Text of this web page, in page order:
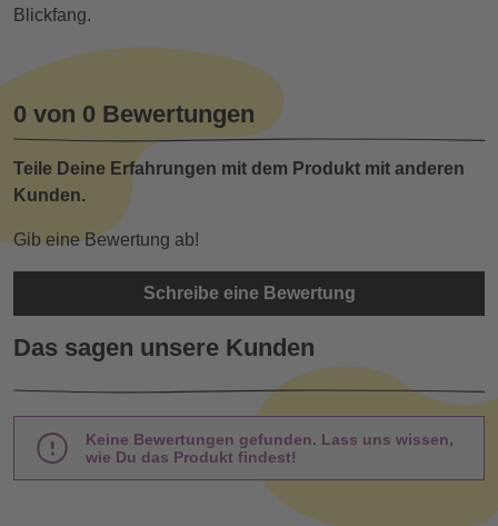
Blickfang.
0 von 0 Bewertungen
Teile Deine Erfahrungen mit dem Produkt mit anderen
Kunden.
Gib eine Bewertung ab!
Schreibe eine Bewertung
Das sagen unsere Kunden
Keine Bewertungen gefunden. Lass uns wissen,
wie Du das Produkt findest!